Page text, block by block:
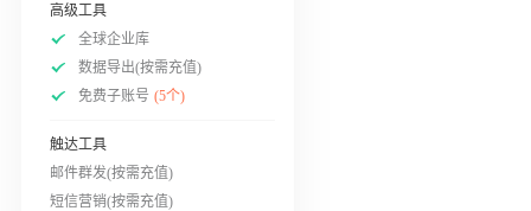
高级工具
全球企业库
数据导出(按需充值)
免费子账号 (5个)
触达工具
邮件群发(按需充值)
短信营销(按需充值)